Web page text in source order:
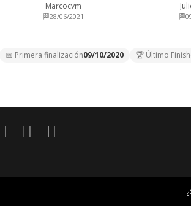
Marcocvm
🏁28/06/2021
📅 Primera finalización09/10/2020 🏆 Último